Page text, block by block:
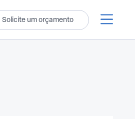
Solicite um orçamento